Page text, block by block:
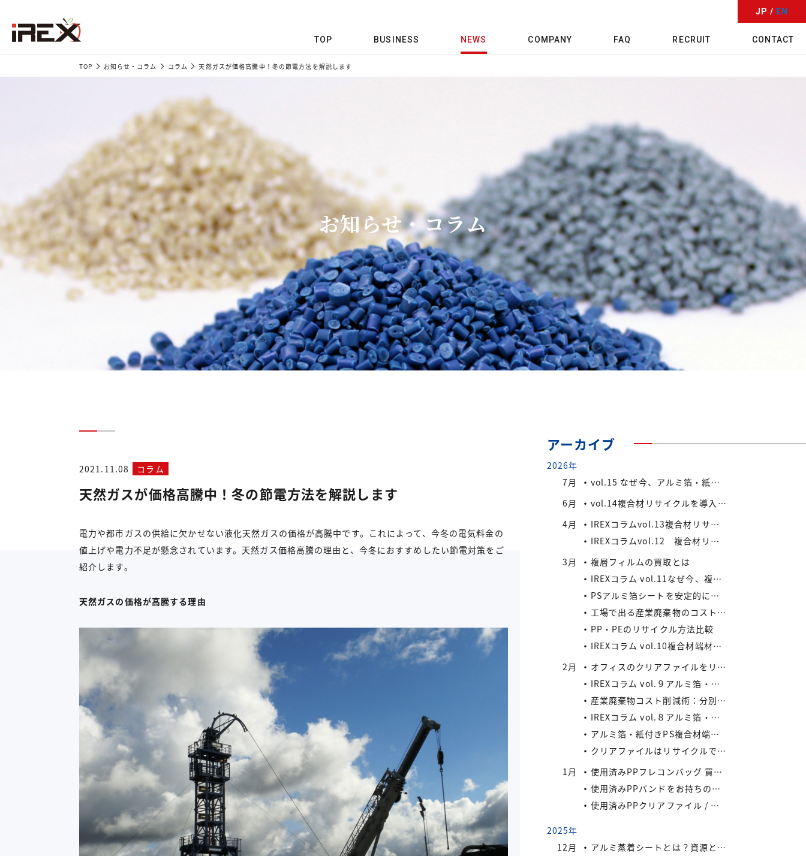
TOP BUSINESS NEWS COMPANY FAQ RECRUIT CONTACT
JP / EN
TOP お知らせ・コラム コラム 天然ガスが価格高騰中！冬の節電方法を解説します
お知らせ・コラム
2021.11.08 コラム
天然ガスが価格高騰中！冬の節電方法を解説します
電力や都市ガスの供給に欠かせない液化天然ガスの価格が高騰中です。これによって、今冬の電気料金の
値上げや電力不足が懸念されています。天然ガス価格高騰の理由と、今冬におすすめしたい節電対策をご
紹介します。
天然ガスの価格が高騰する理由
アーカイブ
2026年
7月
vol.15 なぜ今、アルミ箔・紙付きPS/PP複合材端材が注目されているのか
6月
vol.14複合材リサイクルを導入する際の検討ポイント
4月
IREXコラムvol.13複合材リサイクルにおける課題と今後の展望
IREXコラムvol.12 複合材リサイクルの将来性と市場拡大の可能性
3月
複層フィルムの買取とは
IREXコラム vol.11なぜ今、複合材リサイクルが注目されているのか
PSアルミ箔シートを安定的に処理したい業者様、当社が買い取ります！
工場で出る産業廃棄物のコスト削減法
PP・PEのリサイクル方法比較
IREXコラム vol.10複合材端材の安定供給がメーカーにもたらすメリット
2月
オフィスのクリアファイルをリサイクルしよう：コストと環境負荷を同時に減らす方法
IREXコラム vol.９アルミ箔・紙付きPS/PP複合材端材の回収スキームと全国対応体制
産業廃棄物コスト削減術：分別・リサイクル・資源化の徹底活用
IREXコラム vol.８アルミ箔・紙付きPS/PP複合材端材をより高く評価するために現場でできること
アルミ箔・紙付きPS複合材端材の評価ポイントIREXコラム vol.7
クリアファイルはリサイクルできる？
1月
使用済みPPフレコンバッグ 買取の流れと注意点
使用済みPPバンドをお持ちの業者様へ｜リサイクル・買取対応中
使用済みPPクリアファイル / 印刷等のある使用済みPPクリアファイルの再資源化とリサイクル方法
2025年
12月
アルミ蒸着シートとは？資源として有効活用しよう